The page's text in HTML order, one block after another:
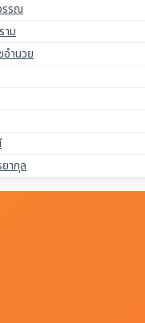
รรณ
าม
ำนวย
ากุล